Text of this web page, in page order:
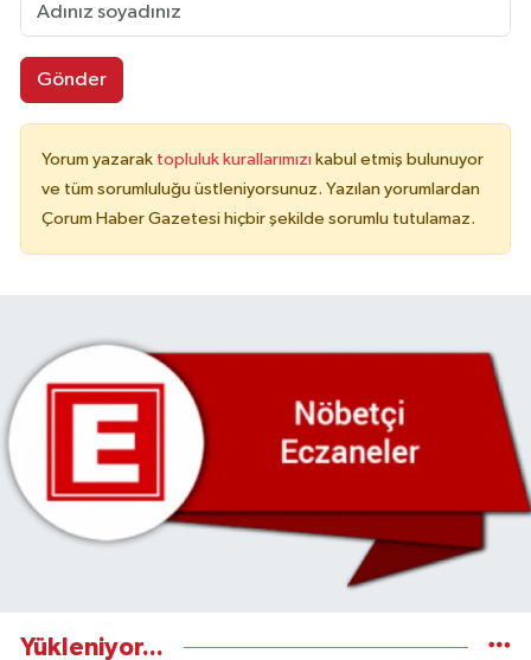
Gönder
Yorum yazarak topluluk kurallarımızı kabul etmiş bulunuyor
ve tüm sorumluluğu üstleniyorsunuz. Yazılan yorumlardan
Çorum Haber Gazetesi hiçbir şekilde sorumlu tutulamaz.
Yükleniyor...